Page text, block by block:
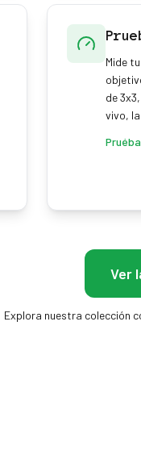
Mide
de
vivo,
Ver
Explora nuestra colección